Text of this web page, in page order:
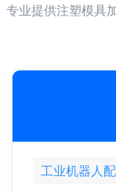
专业提供注塑模具
工业机器人